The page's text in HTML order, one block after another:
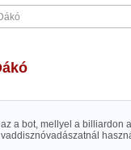
Dákó
az a bot, mellyel a billiardon
vaddisznóvadászatnál